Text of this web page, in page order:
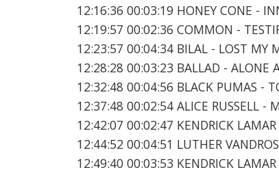
12:16:36 00:03:19 HONEY CONE -
12:19:57 00:02:36 COMMON -
12:23:57 00:04:34 BILAL - LOST MY
12:28:28 00:03:23 BALLAD - ALONE
12:32:48 00:04:56 BLACK PUMAS -
12:37:48 00:02:54 ALICE RUSSELL -
12:42:07 00:02:47 KENDRICK
12:44:52 00:04:51 LUTHER
12:49:40 00:03:53 KENDRICK